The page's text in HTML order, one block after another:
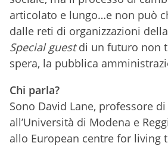
articolato e lungo…e non può
dalle reti di organizzazioni
Special guestdi un futuro non
spera, la pubblica
Chi parla?
Sono David Lane, professore
all’Università di Modena e
allo European centre for living